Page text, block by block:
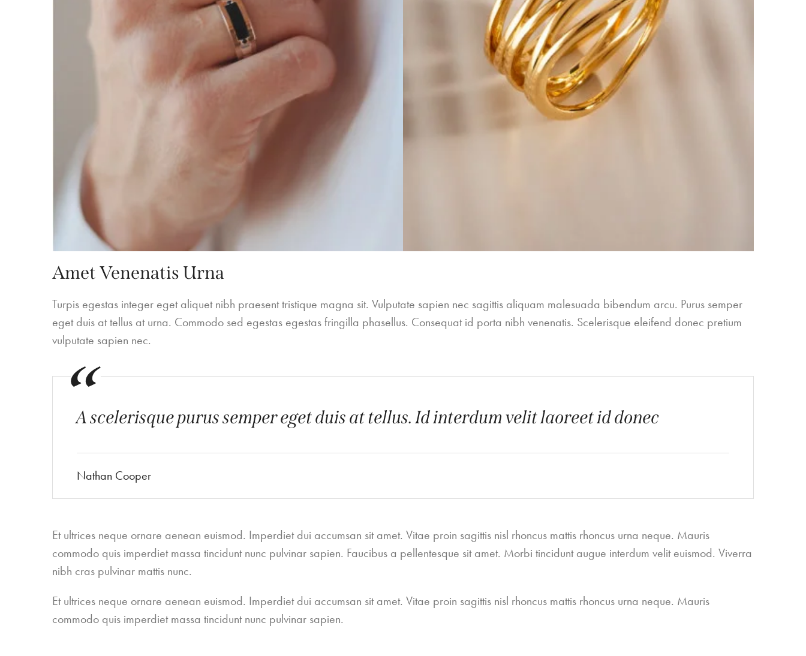
Amet Venenatis Urna
Turpis egestas integer eget aliquet nibh praesent tristique magna sit. Vulputate sapien nec sagittis aliquam malesuada bibendum arcu. Purus semper
eget duis at tellus at urna. Commodo sed egestas egestas fringilla phasellus. Consequat id porta nibh venenatis. Scelerisque eleifend donec pretium
vulputate sapien nec.
A scelerisque purus semper eget duis at tellus. Id interdum velit laoreet id donec
Nathan Cooper
Et ultrices neque ornare aenean euismod. Imperdiet dui accumsan sit amet. Vitae proin sagittis nisl rhoncus mattis rhoncus urna neque. Mauris
commodo quis imperdiet massa tincidunt nunc pulvinar sapien. Faucibus a pellentesque sit amet. Morbi tincidunt augue interdum velit euismod. Viverra
nibh cras pulvinar mattis nunc.
Et ultrices neque ornare aenean euismod. Imperdiet dui accumsan sit amet. Vitae proin sagittis nisl rhoncus mattis rhoncus urna neque. Mauris
commodo quis imperdiet massa tincidunt nunc pulvinar sapien.